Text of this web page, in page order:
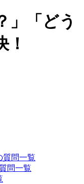
」「どう
質問一覧
問一覧